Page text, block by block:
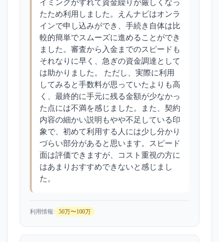
イミングがずれて資金繰りが厳しくなっ
たため利用しました。えんナビはオンラ
インで申し込みができ、手続き自体は比
較的簡単でスムーズに進めることができ
ました。審査から入金までのスピードも
それなりに早く、急ぎの資金調達として
は助かりました。 ただし、実際に利用
してみると手数料が思っていたよりも高
く、最終的に手元に残る金額が少なかっ
た点には不満を感じました。また、契約
内容の細かい説明もやや不足している印
象で、初めて利用する人には少し分かり
づらい部分があると思います。スピード
面は評価できますが、コスト重視の方に
はあまりおすすめできないと感じまし
た。
利用情報: 50万〜100万